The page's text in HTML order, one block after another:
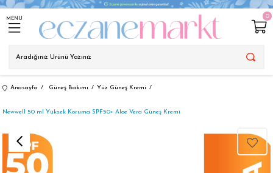
MENU 0
Anasayfa Güneş Bakımı Yüz Güneş Kremi
Newwell 50 ml Yüksek Koruma SPF50+ Aloe Vera Güneş Kremi